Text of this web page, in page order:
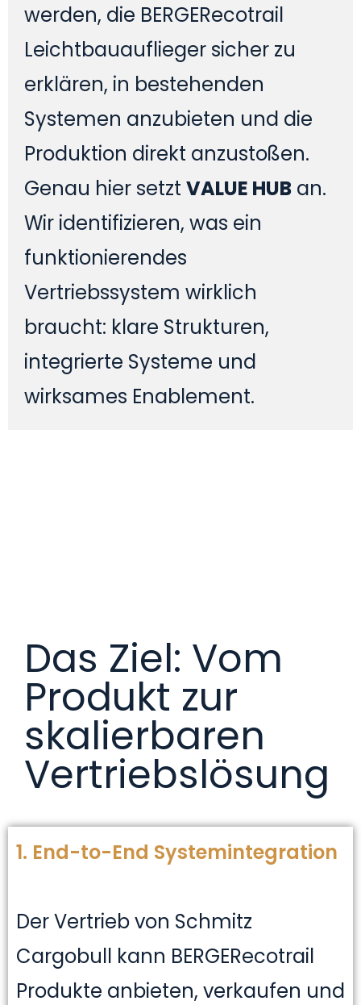
werden, die BERGERecotrail
Leichtbauauflieger sicher zu
erklären, in bestehenden
Systemen anzubieten und die
Produktion direkt anzustoßen.
Genau hier setzt VALUE HUB an.
Wir identifizieren, was ein
funktionierendes
Vertriebssystem wirklich
braucht: klare Strukturen,
integrierte Systeme und
wirksames Enablement.
Das Ziel: Vom
Produkt zur
skalierbaren
Vertriebslösung
1. End-to-End Systemintegration
Der Vertrieb von Schmitz
Cargobull kann BERGERecotrail
Produkte anbieten, verkaufen und